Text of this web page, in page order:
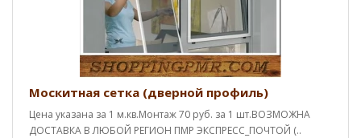
Москитная сетка (дверной профиль)
Цена указана за 1 м.кв.Монтаж 70 руб. за 1 шт.ВОЗМОЖНА
ДОСТАВКА В ЛЮБОЙ РЕГИОН ПМР ЭКСПРЕСС_ПОЧТОЙ (..